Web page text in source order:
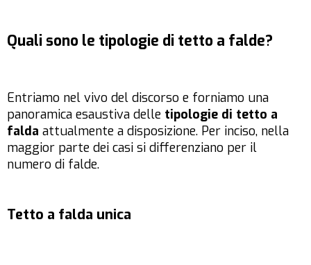
Quali sono le tipologie di tetto a falde?
Entriamo nel vivo del discorso e forniamo una
panoramica esaustiva delle tipologie di tetto a
falda attualmente a disposizione. Per inciso, nella
maggior parte dei casi si differenziano per il
numero di falde.
Tetto a falda unica